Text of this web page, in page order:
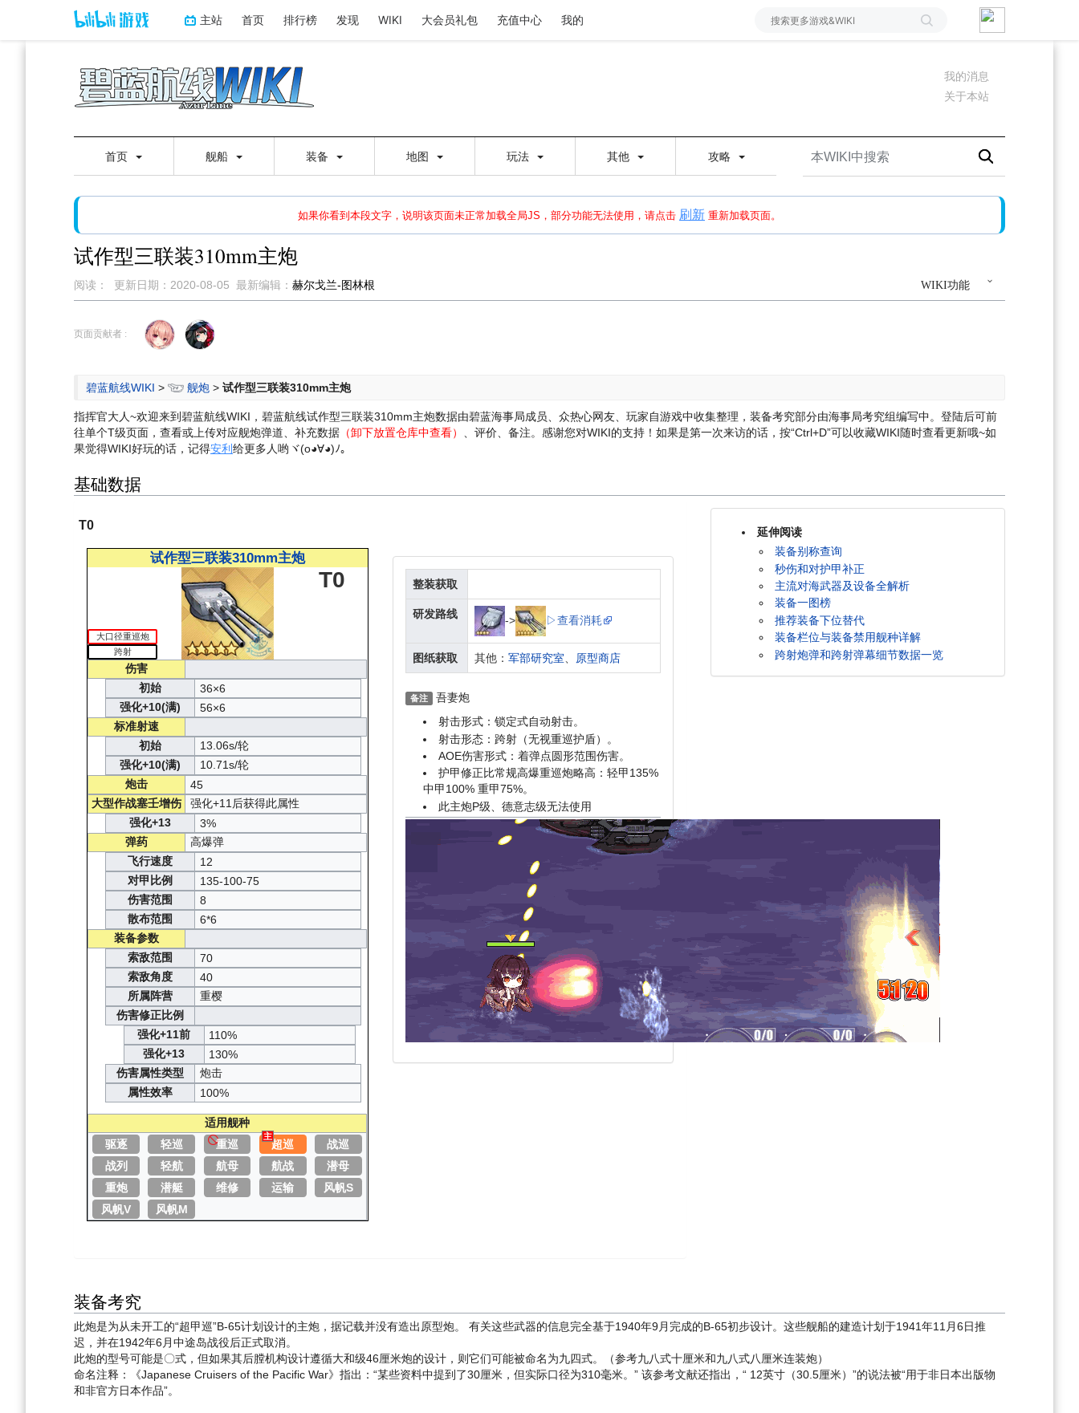
主站 首页 排行榜 发现 WIKI 大会员礼包 充值中心 我的
我的消息
关于本站
首页 舰船 装备 地图 玩法 其他 攻略
如果你看到本段文字，说明该页面未正常加载全局JS，部分功能无法使用，请点击 刷新 重新加载页面。
如果打开页面显示缩略图创建出错，请点击刷新或页面右上WIKI功能中的刷新按钮清除页面缓存并刷新，如果还有问题，请多尝试几次。
试作型三联装310mm主炮
WIKI功能
阅读： 更新日期： 2020-08-05 最新编辑： 赫尔戈兰-图林根
到
到
页面贡献者 :
碧蓝航线WIKI > 舰炮 > 试作型三联装310mm主炮
指挥官大人~欢迎来到碧蓝航线WIKI，碧蓝航线试作型三联装310mm主炮数据由碧蓝海事局成员、众热心网友、玩家自游戏中收集整理，装备考究部分由海事局考究组编写中。登陆后可前
往单个T级页面，查看或上传对应舰炮弹道、补充数据 （卸下放置仓库中查看） 、评价、备注。感谢您对WIKI的支持！ 如果是第一次来访的话，按“Ctrl+D”可以收藏WIKI随时查看更新哦~如
果觉得WIKI好玩的话，记得安利 给更多人哟ヾ(o◕∀◕)ﾉ。
基础数据
T0
试作型三联装310mm主炮
大口径重巡炮
跨射
T0
伤害
初始
36×6
强化+10(满)
56×6
标准射速
初始
13.06s/轮
强化+10(满)
10.71s/轮
炮击
45
大型作战塞壬增伤
强化+11后获得此属性
强化+13
3%
弹药
高爆弹
飞行速度
12
对甲比例
135-100-75
伤害范围
8
散布范围
6*6
装备参数
索敌范围
70
索敌角度
40
所属阵营
重樱
伤害修正比例
强化+11前
110%
强化+13
130%
伤害属性类型
炮击
属性效率
100%
适用舰种
驱逐
轻巡 重巡
主
超巡
战巡
战列
轻航 航母 航战
潜母
重炮
潜艇 维修 运输
风帆S
风帆V
风帆M
整装获取
研发路线 -> ▷查看消耗
图纸获取 其他： 军部研究室、 原型商店
备注
吾妻炮
射击形式：锁定式自动射击。
射击形态：跨射（无视重巡护盾）。
AOE伤害形式：着弹点圆形范围伤害。
护甲修正比常规高爆重巡炮略高：轻甲135%
中甲100% 重甲75%。
此主炮P级、德意志级无法使用
延伸阅读
装备别称查询
秒伤和对护甲补正
主流对海武器及设备全解析
装备一图榜
推荐装备下位替代
装备栏位与装备禁用舰种详解
跨射炮弹和跨射弹幕细节数据一览
装备考究
此炮是为从未开工的“超甲巡”B-65计划设计的主炮，据记载并没有造出原型炮。 有关这些武器的信息完全基于1940年9月完成的B-65初步设计。这些舰船的建造计划于1941年11月6日推
迟，并在1942年6月中途岛战役后正式取消。
此炮的型号可能是〇式，但如果其后膛机构设计遵循大和级46厘米炮的设计，则它们可能被命名为九四式。（参考九八式十厘米和九八式八厘米连装炮）
命名注释：《Japanese Cruisers of the Pacific War》指出：“某些资料中提到了30厘米，但实际口径为310毫米。” 该参考文献还指出，“ 12英寸（30.5厘米）”的说法被“用于非日本出版物
和非官方日本作品”。